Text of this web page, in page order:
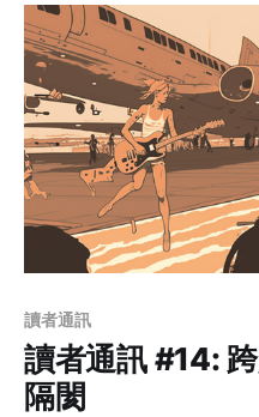
讀者通訊
讀者通訊 #14:
隔閡